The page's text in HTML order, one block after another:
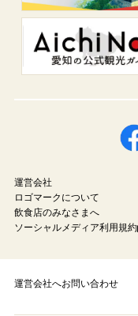
運営会社
ロゴマークについて
飲食店のみなさまへ
ソーシャルメディア利用規約
運営会社へお問い合わせ